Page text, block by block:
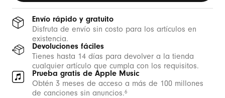
Envío rápido y gratuito
Disfruta de envío sin costo para los artículos en
existencia.
Devoluciones fáciles
Tienes hasta 14 días para devolver a la tienda
cualquier artículo que cumpla con los requisitos.
Prueba gratis de Apple Music
Obtén 3 meses de acceso a más de 100 millones
de canciones sin anuncios.6